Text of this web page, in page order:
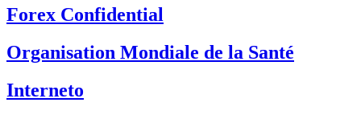
Forex Confidential
Organisation Mondiale de la Santé
Interneto